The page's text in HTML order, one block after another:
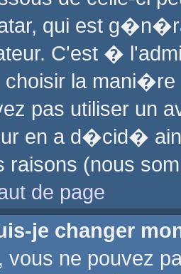
qui est
C'est �
choisir la
pas utiliser un
en a d�cid�
raisons (nous
de page
je changer
ne pouvez